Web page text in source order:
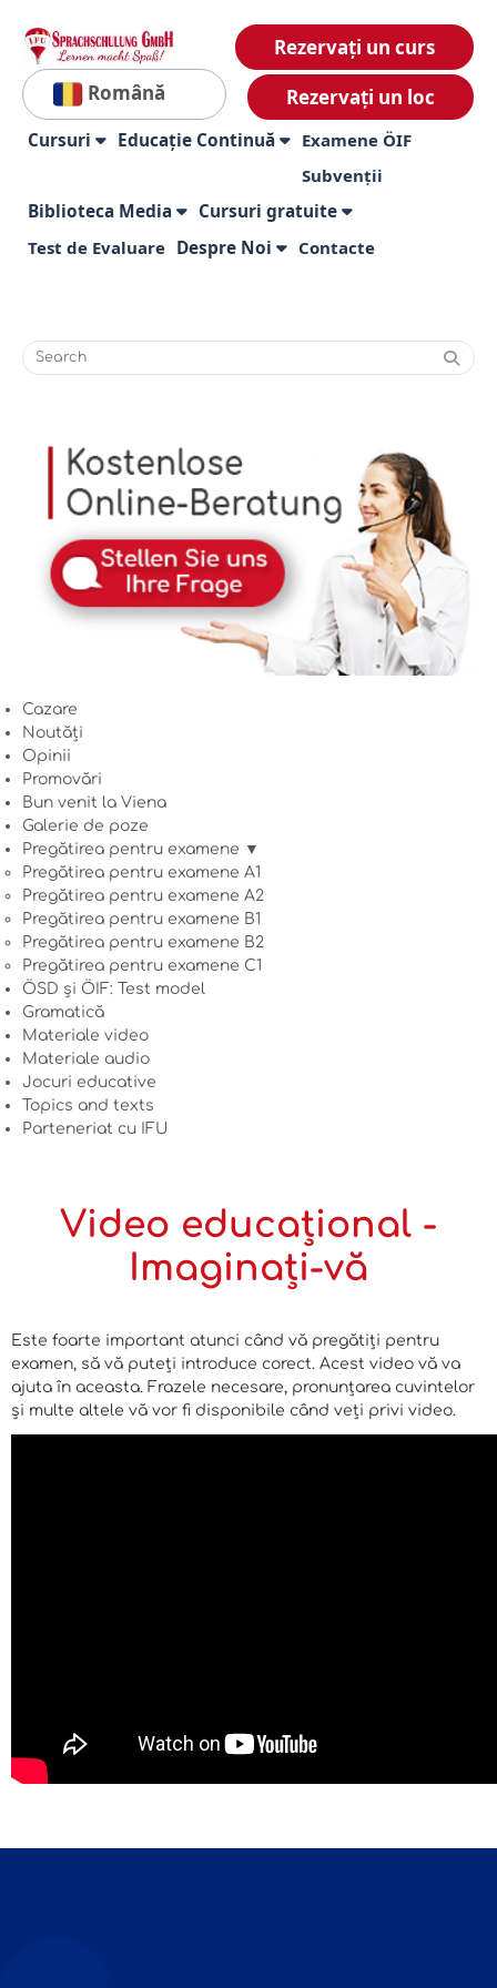
Română
Rezervați un curs
Rezervați un loc
Cursuri Educație Continuă
Examene ÖIF
Subvenții
Biblioteca Media Cursuri gratuite
Test de Evaluare Despre Noi Contacte
Cazare
Noutăți
Opinii
Promovări
Bun venit la Viena
Galerie de poze
Pregătirea pentru examene ▼
Pregătirea pentru examene A1
Pregătirea pentru examene A2
Pregătirea pentru examene B1
Pregătirea pentru examene B2
Pregătirea pentru examene C1
ÖSD și ÖIF: Test model
Gramatică
Materiale video
Materiale audio
Jocuri educative
Topics and texts
Parteneriat cu IFU
Video educațional -
Imaginați-vă
Este foarte important atunci când vă pregătiți pentru
examen, să vă puteți introduce corect. Acest video vă va
ajuta în aceasta. Frazele necesare, pronunțarea cuvintelor
și multe altele vă vor fi disponibile când veți privi video.